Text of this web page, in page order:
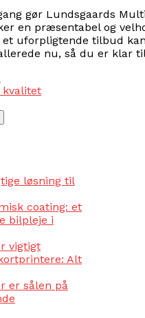
gør Lundsgaards
en præsentabel og
uforpligtende tilbud
nu, så du er klar
kvalitet
løsning til
coating: et
bilpleje i
vigtigt
Alt
er sålen på